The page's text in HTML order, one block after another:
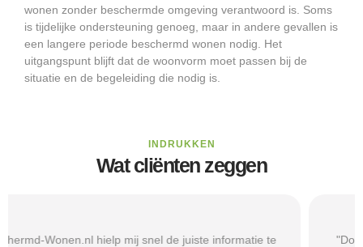
wonen zonder beschermde omgeving verantwoord is. Soms
is tijdelijke ondersteuning genoeg, maar in andere gevallen is
een langere periode beschermd wonen nodig. Het
uitgangspunt blijft dat de woonvorm moet passen bij de
situatie en de begeleiding die nodig is.
INDRUKKEN
Wat cliënten zeggen
"Door de duidelijke uitleg op Beschermd-Wonen.nl wist ik